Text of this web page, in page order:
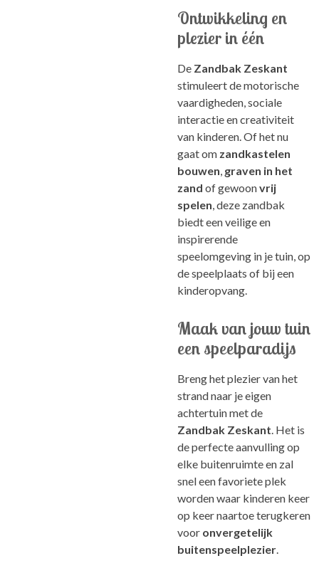
Ontwikkeling en
plezier in één
De Zandbak Zeskant
stimuleert de motorische
vaardigheden, sociale
interactie en creativiteit
van kinderen. Of het nu
gaat om zandkastelen
bouwen, graven in het
zand of gewoonvrij
spelen, deze zandbak
biedt een veilige en
inspirerende
speelomgeving in je tuin, op
de speelplaats of bij een
kinderopvang.
Maak van jouw tuin
een speelparadijs
Breng het plezier van het
strand naar je eigen
achtertuin met de
Zandbak Zeskant. Het is
de perfecte aanvulling op
elke buitenruimte en zal
snel een favoriete plek
worden waar kinderen keer
op keer naartoe terugkeren
voor onvergetelijk
buitenspeelplezier.